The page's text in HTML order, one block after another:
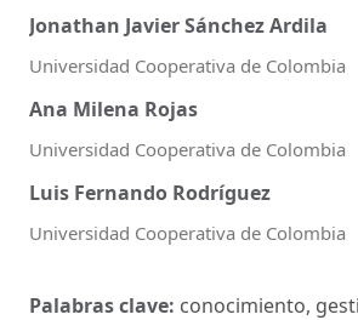
Jonathan Javier Sánchez Ardila
Universidad Cooperativa de Colombia
Ana Milena Rojas
Universidad Cooperativa de Colombia
Luis Fernando Rodríguez
Universidad Cooperativa de Colombia
Palabras clave: conocimiento,